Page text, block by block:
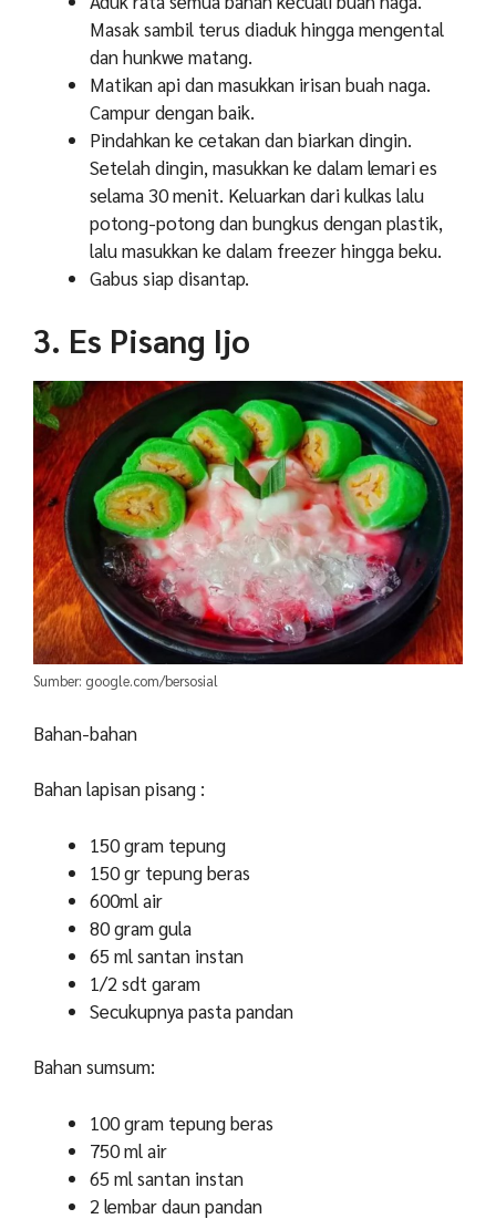
Masak sambil terus diaduk hingga mengental
dan hunkwe matang.
Matikan api dan masukkan irisan buah naga.
Campur dengan baik.
Pindahkan ke cetakan dan biarkan dingin.
Setelah dingin, masukkan ke dalam lemari es
selama 30 menit. Keluarkan dari kulkas lalu
potong-potong dan bungkus dengan plastik,
lalu masukkan ke dalam freezer hingga beku.
Gabus siap disantap.
3. Es Pisang Ijo
Sumber: google.com/bersosial
Bahan-bahan
Bahan lapisan pisang :
150 gram tepung
150 gr tepung beras
600ml air
80 gram gula
65 ml santan instan
1/2 sdt garam
Secukupnya pasta pandan
Bahan sumsum:
100 gram tepung beras
750 ml air
65 ml santan instan
2 lembar daun pandan